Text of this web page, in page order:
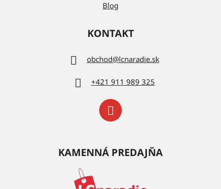
Blog
KONTAKT
obchod@lcnaradie.sk
+421 911 989 325
KAMENNÁ PREDAJŇA